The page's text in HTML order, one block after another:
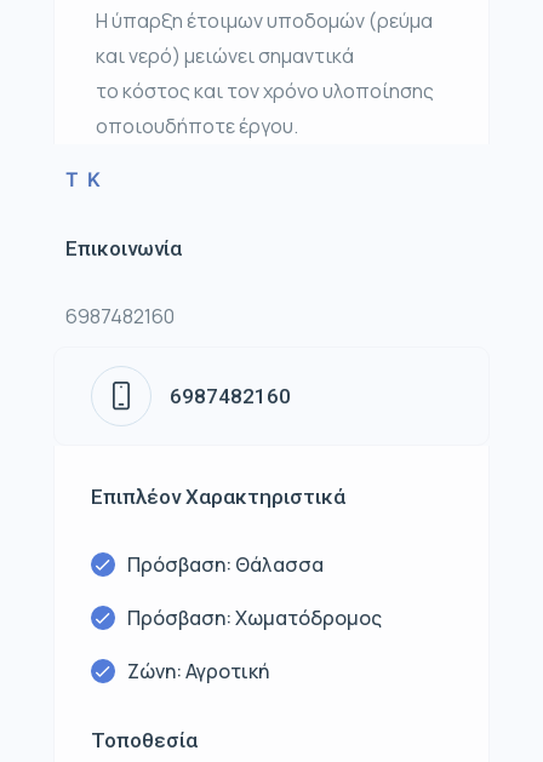
Η ύπαρξη έτοιμων υποδομών (ρεύμα
και νερό) μειώνει σημαντικά
το κόστος και τον χρόνο υλοποίησης
οποιουδήποτε έργου.
T K
Επικοινωνία
6987482160
6987482160
Επιπλέον Χαρακτηριστικά
Πρόσβαση: Θάλασσα
Πρόσβαση: Χωματόδρομος
Ζώνη: Αγροτική
Τοποθεσία